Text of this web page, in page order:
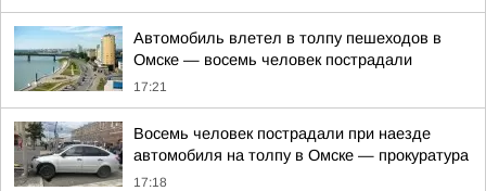
Автомобиль влетел в толпу пешеходов в
Омске — восемь человек пострадали
17:21
Восемь человек пострадали при наезде
автомобиля на толпу в Омске — прокуратура
17:18